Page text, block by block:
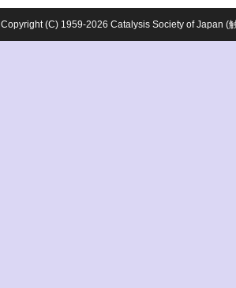
Copyright (C) 1959-2026 Catalysis Society of Japan (